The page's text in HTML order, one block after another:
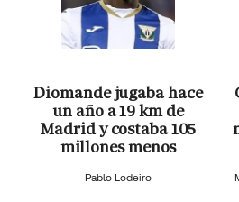
Diomande jugaba hace
un año a 19 km de
Madrid y costaba 105
millones menos
Pablo Lodeiro